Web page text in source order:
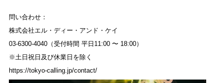
問い合わせ：
株式会社エル・ディー・アンド・ケイ
03-6300-4040（受付時間 平⽇11:00 〜 18:00）
※⼟⽇祝⽇及び休業⽇を除く
https://tokyo-calling.jp/contact/